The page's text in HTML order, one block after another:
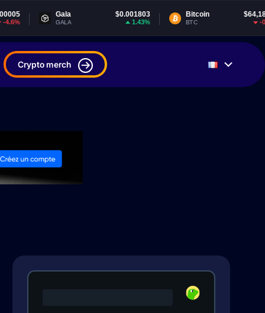
Gala $0.001803
GALA
Bitcoin $64,189.73
BTC
Crypto merch